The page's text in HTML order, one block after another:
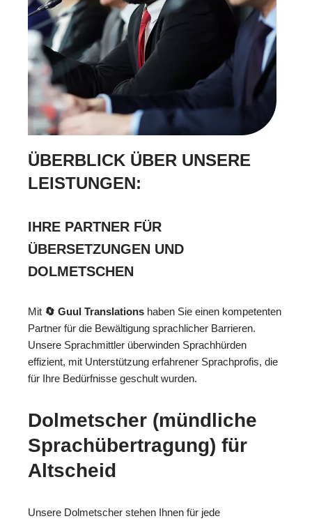
ÜBERBLICK ÜBER UNSERE
LEISTUNGEN:
IHRE PARTNER FÜR
ÜBERSETZUNGEN UND
DOLMETSCHEN
Mit 🔄 Guul Translations haben Sie einen kompetenten
Partner für die Bewältigung sprachlicher Barrieren.
Unsere Sprachmittler überwinden Sprachhürden
effizient, mit Unterstützung erfahrener Sprachprofis, die
für Ihre Bedürfnisse geschult wurden.
Dolmetscher (mündliche
Sprachübertragung) für
Altscheid
Unsere Dolmetscher stehen Ihnen für jede